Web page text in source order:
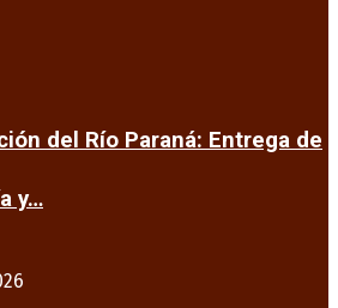
del Río Paraná: Entrega de
y…